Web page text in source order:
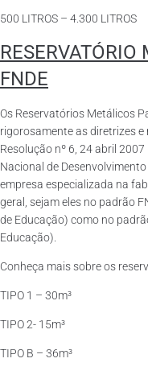
500 LITROS – 4.300 LITROS
FNDE
Os Reservatórios Metálicos
rigorosamente as diretrizes
Resolução nº 6, 24 abril
Nacional de
empresa especializada na
geral, sejam eles no padrão
de Educação) como no
Educação).
Conheça mais sobre os
TIPO 1 – 30m³
TIPO 2- 15m³
TIPO B – 36m³